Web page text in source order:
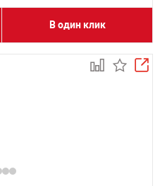
В один клик